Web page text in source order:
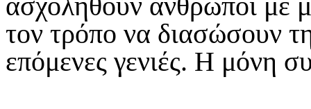
τον τρόπο να διασώσουν
επόμενες γενιές. Η μόνη